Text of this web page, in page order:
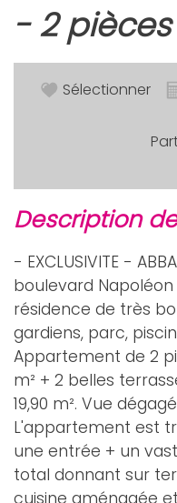
- 2 pièces
Sélectionner
description
- EXCLUSIVITE -
boulevard Napoléon
résidence de très
gardiens, parc,
Appartement de 2
m² + 2 belles
19,90 m². Vue
L'appartement est
une entrée + un
total donnant sur
cuisine aménagée